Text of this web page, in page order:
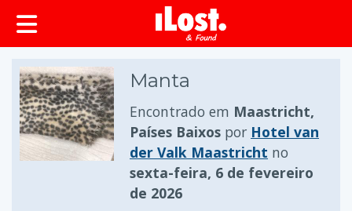
conteúdo principal
Manta
Encontrado em Maastricht,
Países Baixos por Hotel van
der Valk Maastricht no
sexta-feira, 6 de fevereiro
de 2026